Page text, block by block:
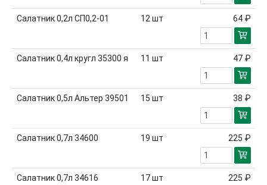
Салатник 0,2л СП0,2-01 12 шт 64 ₽
Салатник 0,4л кругл 35300 я 11 шт 47 ₽
Салатник 0,5л Альтер 39501 15 шт 38 ₽
Салатник 0,7л 34600 19 шт 225 ₽
Салатник 0,7л 34616 17шт 225 ₽